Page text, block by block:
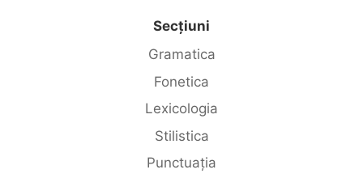
Secțiuni
Gramatica
Fonetica
Lexicologia
Stilistica
Punctuația